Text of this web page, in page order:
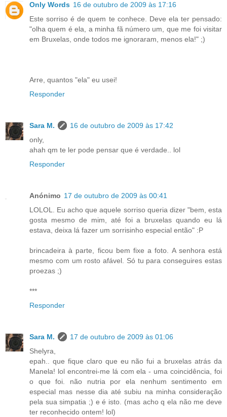
Only Words 16 de outubro de 2009 às 17:16
Este sorriso é de quem te conhece. Deve ela ter pensado:
"olha quem é ela, a minha fã número um, que me foi visitar
em Bruxelas, onde todos me ignoraram, menos ela!" ;)
Arre, quantos "ela" eu usei!
Responder
Sara M.
16 de outubro de 2009 às 17:42
only,
ahah qm te ler pode pensar que é verdade.. lol
Responder
Anónimo 17 de outubro de 2009 às 00:41
LOLOL. Eu acho que aquele sorriso queria dizer "bem, esta
gosta mesmo de mim, até foi a bruxelas quando eu lá
estava, deixa lá fazer um sorrisinho especial então" :P
brincadeira à parte, ficou bem fixe a foto. A senhora está
mesmo com um rosto afável. Só tu para conseguires estas
proezas ;)
***
Responder
Sara M.
17 de outubro de 2009 às 01:06
Shelyra,
epah.. que fique claro que eu não fui a bruxelas atrás da
Manela! lol encontrei-me lá com ela - uma coincidência, foi
o que foi. não nutria por ela nenhum sentimento em
especial mas nesse dia até subiu na minha consideração
pela sua simpatia ;) e é isto. (mas acho q ela não me deve
ter reconhecido ontem! lol)